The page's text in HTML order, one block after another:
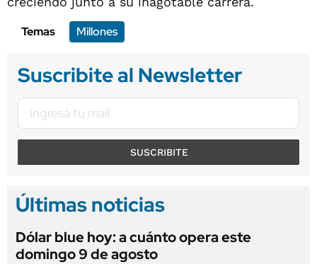
Temas
Millones
Suscribite al Newsletter
SUSCRIBITE
Últimas noticias
Dólar blue hoy: a cuánto opera este
domingo 9 de agosto